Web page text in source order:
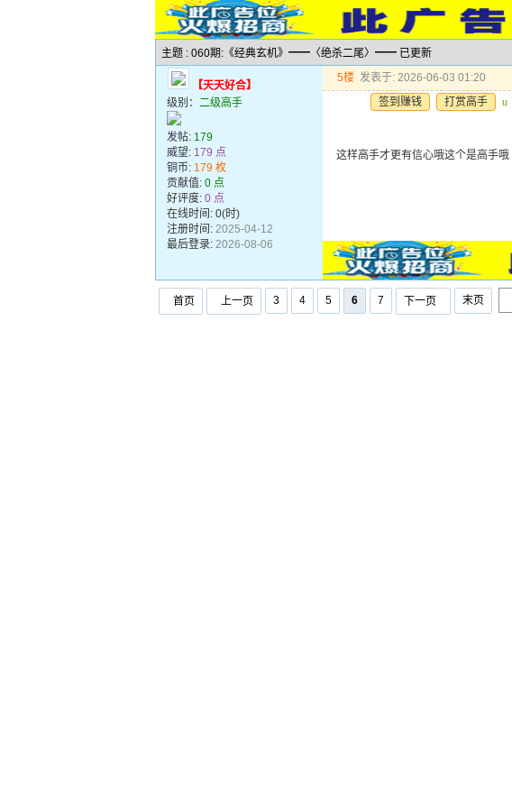
主题 : 060期:《经典玄机》━━〈绝杀二尾〉━━ 已更新
【天天好合】
级别： 二级高手
发帖: 179
威望: 179 点
铜币: 179 枚
贡献值: 0 点
好评度: 0 点
在线时间: 0(时)
注册时间: 2025-04-12
最后登录: 2026-08-06
5楼 发表于: 2026-06-03 01:20
签到赚钱
打赏高手 u
这样高手才更有信心哦这个是高手哦
首页 上一页 3 4 5 6 7 下一页 末页